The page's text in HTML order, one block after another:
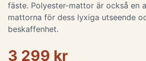
fäste. Polyester-mattor är också en
mattorna för dess lyxiga utseende
beskaffenhet.
3 299 kr